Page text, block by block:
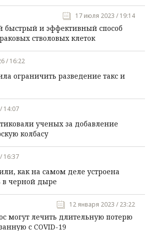
17 июля 2023 / 19:14
и эффективный способ
стволовых клеток
/ 16:22
ограничить разведение такс и
14:07
ученых за добавление
колбасу
16:37
как на самом деле устроена
в черной дыре
12 января 2023 / 23:22
могут лечить длительную потерю
с COVID-19